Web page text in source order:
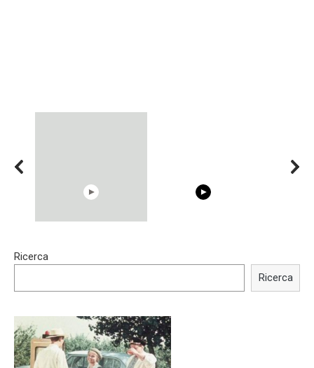
Trying BOLLYWOOD
Shocking illusion - Pretty
Ricerca
Ricerca